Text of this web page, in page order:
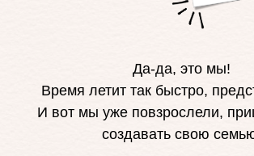
Да-да, это мы!
Время летит так быстро,
И вот мы уже повзрослели,
создавать свою